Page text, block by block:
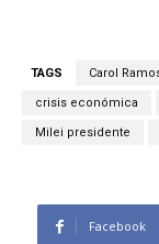
TAGS Carol
crisis económica
Milei presidente
Facebook